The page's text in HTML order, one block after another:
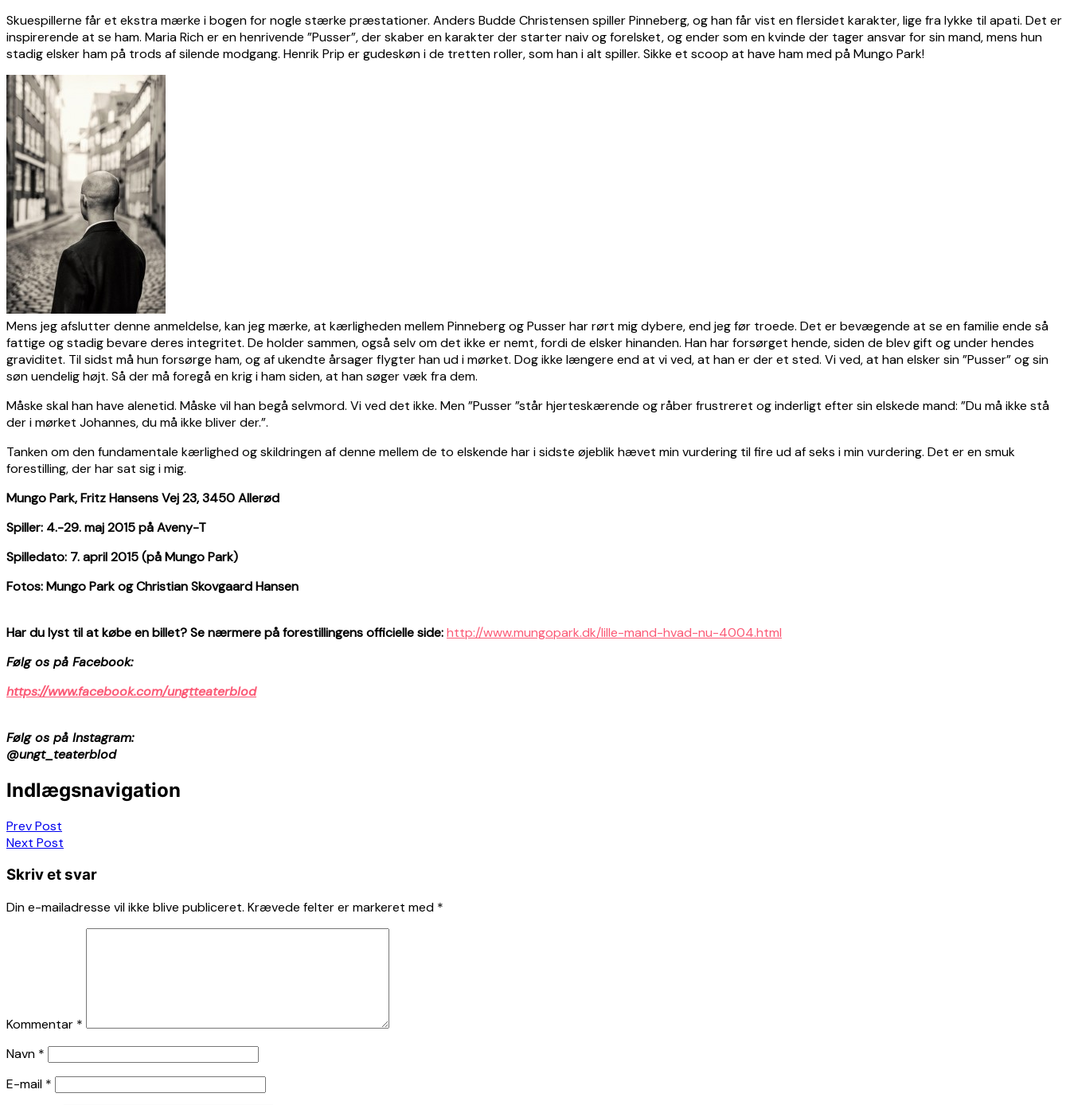
Skuespillerne får et ekstra mærke i bogen for nogle stærke præstationer. Anders Budde Christensen spiller Pinneberg, og han får vist en flersidet karakter, lige fra lykke til apati. Det er
inspirerende at se ham. Maria Rich er en henrivende ”Pusser”, der skaber en karakter der starter naiv og forelsket, og ender som en kvinde der tager ansvar for sin mand, mens hun
stadig elsker ham på trods af silende modgang. Henrik Prip er gudeskøn i de tretten roller, som han i alt spiller. Sikke et scoop at have ham med på Mungo Park!
Mens jeg afslutter denne anmeldelse, kan jeg mærke, at kærligheden mellem Pinneberg og Pusser har rørt mig dybere, end jeg før troede. Det er bevægende at se en familie ende så
fattige og stadig bevare deres integritet. De holder sammen, også selv om det ikke er nemt, fordi de elsker hinanden. Han har forsørget hende, siden de blev gift og under hendes
graviditet. Til sidst må hun forsørge ham, og af ukendte årsager flygter han ud i mørket. Dog ikke længere end at vi ved, at han er der et sted. Vi ved, at han elsker sin ”Pusser” og sin
søn uendelig højt. Så der må foregå en krig i ham siden, at han søger væk fra dem.
Måske skal han have alenetid. Måske vil han begå selvmord. Vi ved det ikke. Men ”Pusser ”står hjerteskærende og råber frustreret og inderligt efter sin elskede mand: ”Du må ikke stå
der i mørket Johannes, du må ikke bliver der.”.
Tanken om den fundamentale kærlighed og skildringen af denne mellem de to elskende har i sidste øjeblik hævet min vurdering til fire ud af seks i min vurdering. Det er en smuk
forestilling, der har sat sig i mig.
Mungo Park, Fritz Hansens Vej 23, 3450 Allerød
Spiller: 4.-29. maj 2015 på Aveny-T
Spilledato: 7. april 2015 (på Mungo Park)
Fotos: Mungo Park og Christian Skovgaard Hansen
Har du lyst til at købe en billet? Se nærmere på forestillingens officielle side:http://www.mungopark.dk/lille-mand-hvad-nu-4004.html
Følg os på Facebook:
https://www.facebook.com/ungtteaterblod
Følg os på Instagram:
@ungt_teaterblod
Indlægsnavigation
Prev Post
Next Post
Skriv et svar
Din e-mailadresse vil ikke blive publiceret. Krævede felter er markeret med *
Kommentar *
Navn *
E-mail *